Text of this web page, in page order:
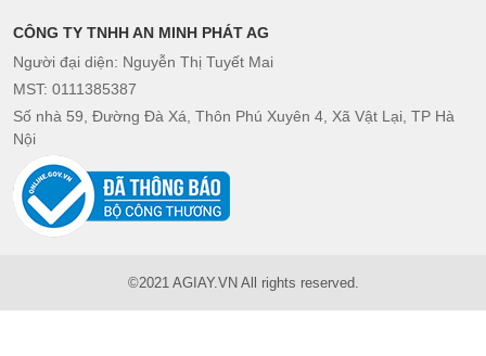
CÔNG TY TNHH AN MINH PHÁT AG
Người đại diện: Nguyễn Thị Tuyết Mai
MST: 0111385387
Số nhà 59, Đường Đà Xá, Thôn Phú Xuyên 4, Xã Vật Lại, TP Hà
Nội
©2021AGIAY.VN All rights reserved.